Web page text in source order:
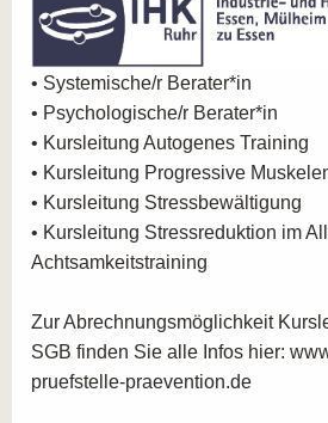
• Systemische/r Berater*in
• Psychologische/r Berater*in
• Kursleitung Autogenes Training
• Kursleitung Progressive
• Kursleitung Stressbewältigung
• Kursleitung Stressreduktion im
Achtsamkeitstraining
Zur Abrechnungsmöglichkeit
SGB finden Sie alle Infos hier:
pruefstelle-praevention.de